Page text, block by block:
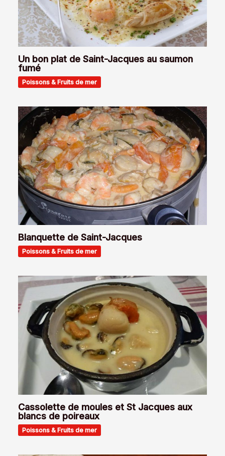
Un bon plat de Saint-Jacques au saumon
fumé
Poissons & Fruits de mer
Blanquette de Saint-Jacques
Poissons & Fruits de mer
Cassolette de moules et St Jacques aux
blancs de poireaux
Poissons & Fruits de mer